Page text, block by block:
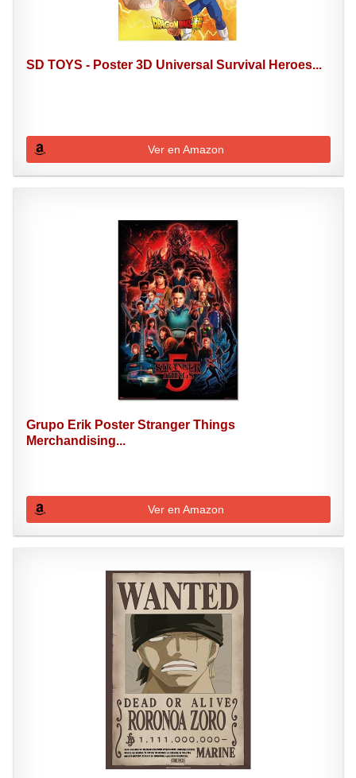
SD TOYS - Poster 3D Universal Survival Heroes...
Ver en Amazon
Grupo Erik Poster Stranger Things
Merchandising...
Ver en Amazon